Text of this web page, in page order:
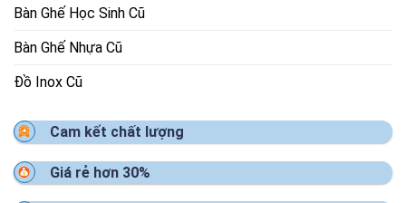
Bàn Ghế Học Sinh Cũ
Bàn Ghế Nhựa Cũ
Đồ Inox Cũ
Cam kết chất lượng
Giá rẻ hơn 30%